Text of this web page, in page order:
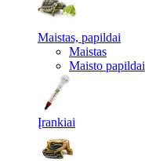
Maistas, papildai
Maistas
Maisto papildai
Įrankiai